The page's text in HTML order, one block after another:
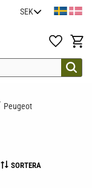
Favoriter
Peugeot
SORTERA